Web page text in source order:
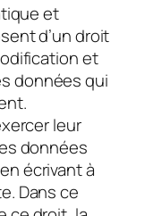
et
d’un droit
et
données qui
leur
données
écrivant à
Dans ce